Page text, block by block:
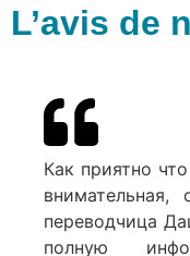
L’avis de
Как приятно
внимательная,
переводчица
полную